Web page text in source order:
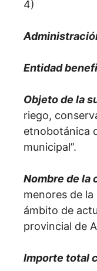
4)
Entidad
Objeto de la
riego,
etnobotánica
municipal”.
Nombre de la
menores de
ámbito de
provincial de
Importe total